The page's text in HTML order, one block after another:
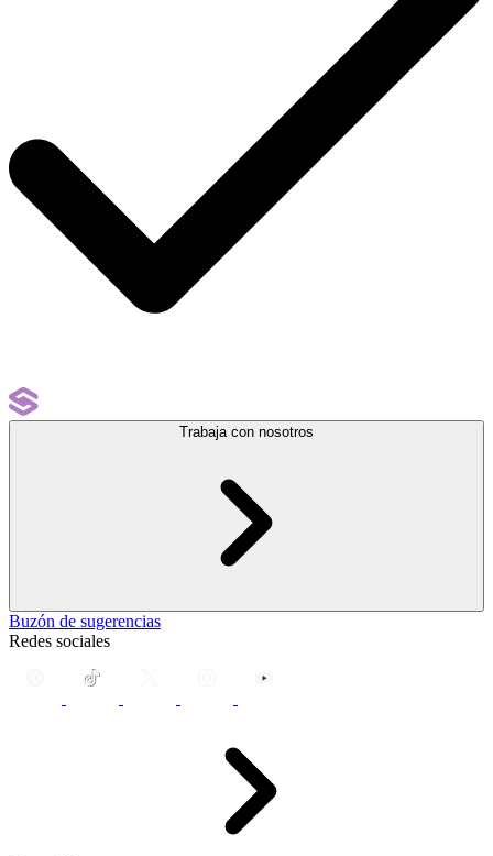
Trabaja con nosotros
Buzón de sugerencias
Redes sociales